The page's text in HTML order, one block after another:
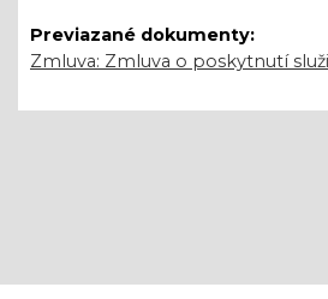
Previazané dokumenty:
Zmluva: Zmluva o poskytnutí